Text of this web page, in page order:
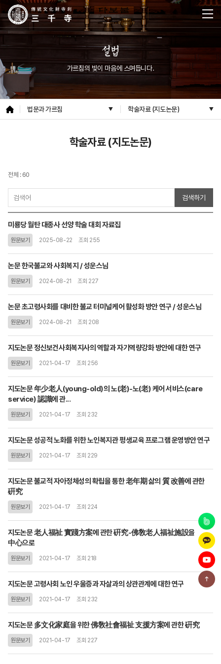
설법
가르침의 빛이 마음에 스며듭니다.
법문과 가르침 학술자료 (지도논문)
학술자료 (지도논문)
전체 : 60
검색하기
미룡당 월탄 대종사 선양 학술 대회 자료집
원문보기 2025-08-22 조회 255
논문 한국불교와 사회복지 / 성운스님
원문보기 2024-08-21 조회 227
논문 초고령사회를 대비한 불교 터미널케어 활성화 방안 연구 / 성운스님
원문보기 2024-08-21 조회 208
지도논문 정신보건사회복지사의 역할과 자기역량강화 방안에 대한 연구
원문보기 2021-04-17 조회 256
지도논문 年少老人(young-old)의 노(老)-노(老) 케어 서비스(care
service) 認識에 관...
원문보기 2021-04-17 조회 232
지도논문 성공적 노화를 위한 노인복지관 평생교육 프로그램 운영방안 연구
원문보기 2021-04-17 조회 229
지도논문 불교적 자아정체성의 확립을 통한 老年期 삶의 質 改善에 관한
硏究
원문보기 2021-04-17 조회 224
지도논문 老人福祉 實踐方案에 관한 硏究-佛敎老人福祉施設을
中心으로
원문보기 2021-04-17 조회 218
지도논문 고령사회 노인 우울증과 자살과의 상관관계에 대한 연구
원문보기 2021-04-17 조회 232
지도논문 多文化家庭을 위한 佛敎社會福祉 支援方案에 관한 硏究
원문보기 2021-04-17 조회 227